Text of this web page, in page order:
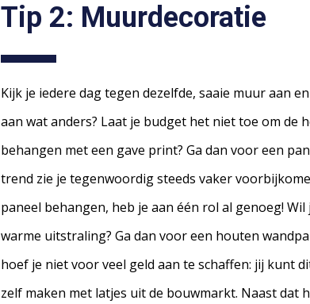
Tip 2: Muurdecoratie
Kijk je iedere dag tegen dezelfde, saaie muur aan
aan wat anders? Laat je budget het niet toe om de
behangen met een gave print? Ga dan voor een
trend zie je tegenwoordig steeds vaker
paneel behangen, heb je aan één rol al genoeg! Wil
warme uitstraling? Ga dan voor een houten
hoef je niet voor veel geld aan te schaffen: jij kunt
zelf maken met latjes uit de bouwmarkt. Naast dat